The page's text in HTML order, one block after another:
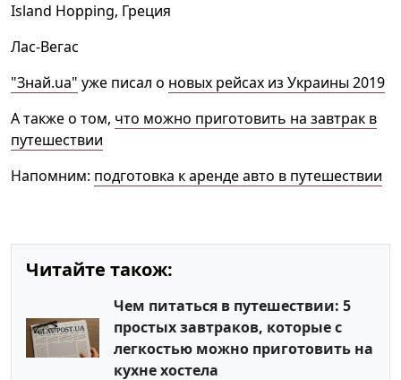
Island Hopping, Греция
Лас-Вегас
"Знай.ua" уже писал о новых рейсах из Украины 2019
А также о том, что можно приготовить на завтрак в
путешествии
Напомним: подготовка к аренде авто в путешествии
Читайте також:
Чем питаться в путешествии: 5
простых завтраков, которые с
легкостью можно приготовить на
кухне хостела